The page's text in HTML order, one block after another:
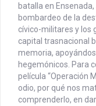
batalla en
bombardeo de la
cívico-militares y los
capital trasnacional
memoria,
hegemónicos. Para
película “Operación
odio, por qué nos
comprenderlo, en